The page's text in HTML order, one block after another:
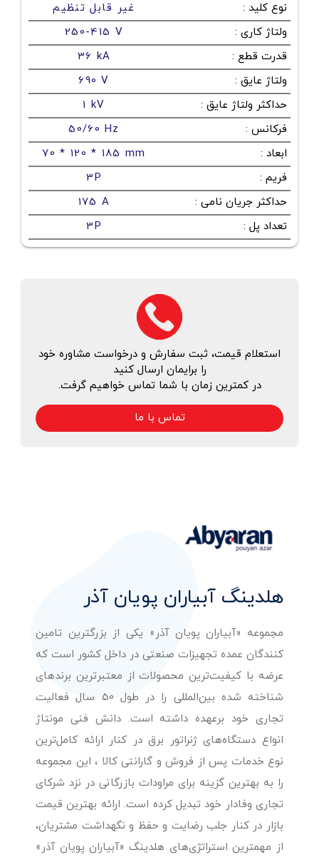
نوع کلید :
غیر قابل تنظیم
ولتاژ کاری :
250-415 V
قدرت قطع :
36 kA
ولتاژ عایق :
690 V
حداکثر ولتاژ عایق :
1 kV
فرکانس :
50/60 Hz
ابعاد :
70 * 120 * 185 mm
فریم :
3P
حداکثر جریان نامی :
175 A
تعداد پل :
3P
استعلام قیمت، ثبت سفارش و درخواست مشاوره خود
را برایمان ارسال کنید
در کمترین زمان با شما تماس خواهیم گرفت.
تماس با ما
هلدینگ آبیاران پویان آذر
مجموعه «آبیاران پویان آذر» یکی از بزرگترین تامین
کنندگان عمده تجهیزات صنعتی در داخل کشور است که
عرضه با کیفیت‌ترین محصولات از معتبرترین برندهای
شناخته شده بین‌المللی را در طول 50 سال فعالیت
تجاری خود برعهده داشته است. دانش فنی مونتاژ
انواع دستگاه‌های ژنراتور برق در کنار ارائه کامل‌ترین
نوع خدمات پس از فروش و گارانتی کالا ، این مجموعه
را به بهترین گزینه برای مراودات بازرگانی در نزد شرکای
تجاری وفادار خود تبدیل کرده است. ارائه بهترین قیمت
بازار در کنار جلب رضایت و حفظ و نگهداشت مشتریان،
از مهمترین استراتژی‌های هلدینگ «آبیاران پویان آذر»